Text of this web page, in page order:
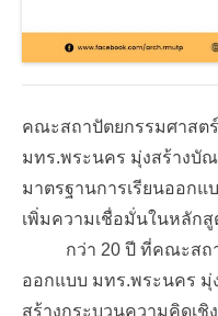
คณะสถาปัตยกรรมศาสต
มทร.พระนคร มุ่งสร้าง
มาตรฐานการเรียนออกแ
เพิ่มความเชื่อมั่นในหลักสู
กว่า 20 ปี ที่คณะสถา
ออกแบบ มทร.พระนคร
สร้างกระบวนความคิดเชิ